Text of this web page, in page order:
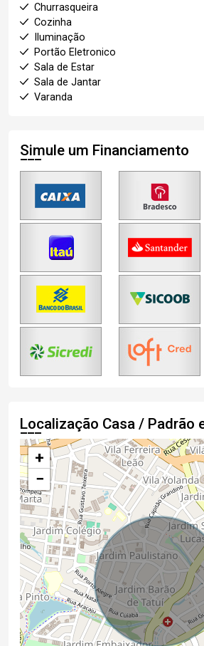
Churrasqueira
Cozinha
Iluminação
Portão Eletronico
Sala de Estar
Sala de Jantar
Varanda
Simule um Financiamento
Localização Casa / Padrão
+
−